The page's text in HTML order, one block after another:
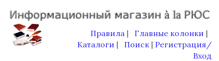
Правила Главные колонки
Каталоги Поиск
Регистрация/
Вход